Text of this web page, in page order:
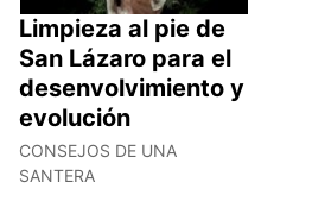
Limpieza al pie de
San Lázaro para el
desenvolvimiento y
evolución
CONSEJOS DE UNA
SANTERA